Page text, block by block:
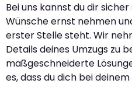
Bei uns kannst du dir
Wünsche ernst nehmen
erster Stelle steht. Wir
Details deines Umzugs zu
maßgeschneiderte
es, dass du dich bei